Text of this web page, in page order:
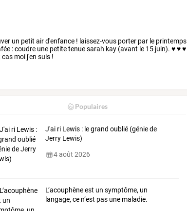
un petit air d'enfance ! laissez-vous porter par le printemps
: coudre une petite tenue sarah kay (avant le 15 juin). ♥ ♥ ♥
moi j'en suis !
Populaires
J'ai ri Lewis : le grand oublié (génie de
Jerry Lewis)
4 août 2026
L’acouphène est un symptôme, un
langage, ce n’est pas une maladie.